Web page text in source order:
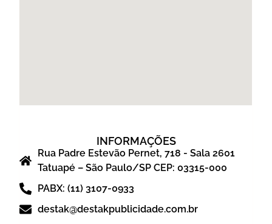
INFORMAÇÕES
Rua Padre Estevão Pernet, 718 - Sala 2601
Tatuapé – São Paulo/SP CEP: 03315-000
PABX: (11) 3107-0933
destak@destakpublicidade.com.br